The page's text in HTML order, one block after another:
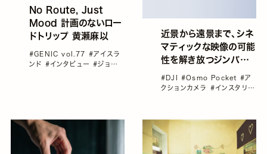
No Route, Just
Mood 計画のないロー
ドトリップ 黄瀬麻以
#GENIC vol.77 #アイスラ
ンド #インタビュー#ジョー
近景から遠景まで、シネ
マティックな映像の可能
性を解き放つジンバル
カメラ「Osmo
Pocket 4P」発売
#DJI #Osmo Pocket #ア
クションカメラ #インスタリー